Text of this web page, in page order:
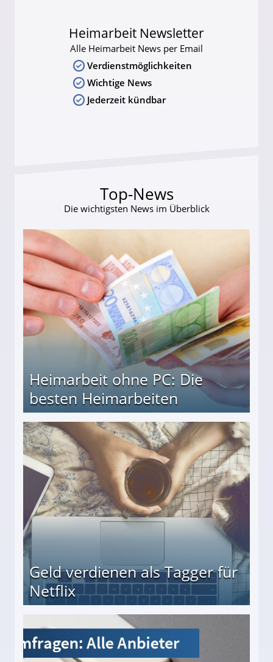
Heimarbeit Newsletter
Alle Heimarbeit News per Email
Verdienstmöglichkeiten
Wichtige News
Jederzeit kündbar
Top-News
Die wichtigsten News im Überblick
Heimarbeit ohne PC: Die
besten Heimarbeiten
Geld verdienen als Tagger für
Netflix